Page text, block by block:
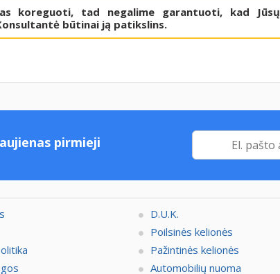
koreguoti, tad negalime garantuoti, kad Jūsų
būtinai ją patikslins.
pirmieji
D.U.K.
Poilsinės kelionės
Pažintinės kelionės
Automobilių nuoma